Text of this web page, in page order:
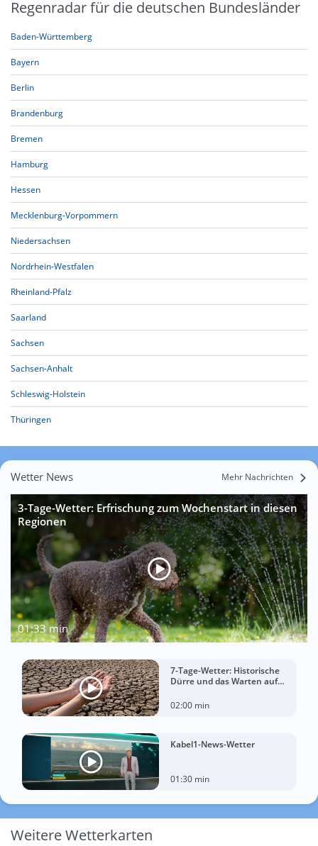
Regenradar für die deutschen Bundesländer
Baden-Württemberg
Bayern
Berlin
Brandenburg
Bremen
Hamburg
Hessen
Mecklenburg-Vorpommern
Niedersachsen
Nordrhein-Westfalen
Rheinland-Pfalz
Saarland
Sachsen
Sachsen-Anhalt
Schleswig-Holstein
Thüringen
Wetter News Mehr Nachrichten
3-Tage-Wetter: Erfrischung zum Wochenstart in diesen
Regionen
01:33 min
7-Tage-Wetter: Historische
Dürre und das Warten auf
02:00 min
Kabel1-News-Wetter
01:30 min
Weitere Wetterkarten